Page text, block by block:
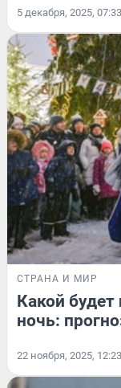
5 декабря, 2025, 07:33
СТРАНА И МИР
Какой
ночь:
22 ноября, 2025, 12:23